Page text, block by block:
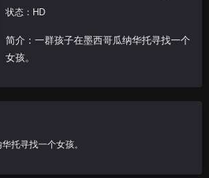
状态：HD
简介：一群孩子在墨西哥瓜纳华托寻找一个
女孩。
托寻找一个女孩。